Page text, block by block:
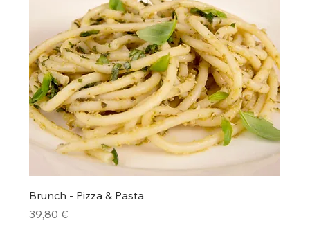
Brunch - Pizza & Pasta
Preis
39,80 €